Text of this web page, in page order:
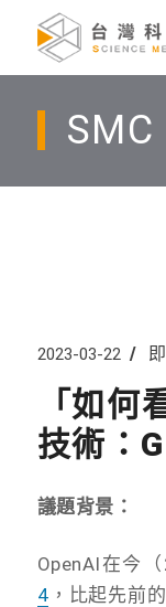
2023-03-22
「如何
技術：
議題背景：
OpenAI在今
4 ，比起先前